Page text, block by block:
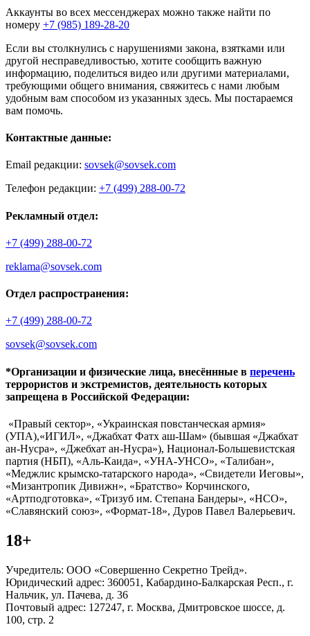
Аккаунты во всех мессенджерах можно также найти по
номеру +7 (985) 189-28-20
Если вы столкнулись с нарушениями закона, взятками или
другой несправедливостью, хотите сообщить важную
информацию, поделиться видео или другими материалами,
требующими общего внимания, свяжитесь с нами любым
удобным вам способом из указанных здесь. Мы постараемся
вам помочь.
Контактные данные:
Email редакции: sovsek@sovsek.com
Телефон редакции: +7 (499) 288-00-72
Рекламный отдел:
+7 (499) 288-00-72
reklama@sovsek.com
Отдел распространения:
+7 (499) 288-00-72
sovsek@sovsek.com
*Организации и физические лица, внесённные в перечень
террористов и экстремистов, деятельность которых
запрещена в Российской Федерации:
«Правый сектор», «Украинская повстанческая армия»
(УПА),«ИГИЛ», «Джабхат Фатх аш-Шам» (бывшая «Джабхат
ан-Нусра», «Джебхат ан-Нусра»), Национал-Большевистская
партия (НБП), «Аль-Каида», «УНА-УНСО», «Талибан»,
«Меджлис крымско-татарского народа», «Свидетели Иеговы»,
«Мизантропик Дивижн», «Братство» Корчинского,
«Артподготовка», «Тризуб им. Степана Бандеры», «НСО»,
«Славянский союз», «Формат-18», Дуров Павел Валерьевич.
18+
Учредитель: ООО «Совершенно Секретно Трейд».
Юридический адрес: 360051, Кабардино-Балкарская Респ., г.
Нальчик, ул. Пачева, д. 36
Почтовый адрес: 127247, г. Москва, Дмитровское шоссе, д.
100, стр. 2